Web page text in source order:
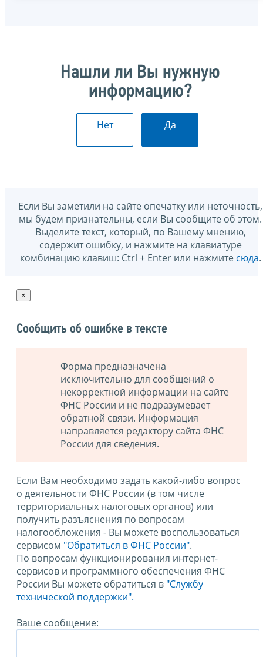
Нашли ли Вы нужную
информацию?
Нет Да
Если Вы заметили на сайте опечатку или неточность,
мы будем признательны, если Вы сообщите об этом.
Выделите текст, который, по Вашему мнению,
содержит ошибку, и нажмите на клавиатуре
комбинацию клавиш: Ctrl + Enter или нажмите сюда.
×
Сообщить об ошибке в тексте
Форма предназначена
исключительно для сообщений о
некорректной информации на сайте
ФНС России и не подразумевает
обратной связи. Информация
направляется редактору сайта ФНС
России для сведения.
Если Вам необходимо задать какой-либо вопрос
о деятельности ФНС России (в том числе
территориальных налоговых органов) или
получить разъяснения по вопросам
налогообложения - Вы можете воспользоваться
сервисом "Обратиться в ФНС России".
По вопросам функционирования интернет-
сервисов и программного обеспечения ФНС
России Вы можете обратиться в "Службу
технической поддержки".
Ваше сообщение: